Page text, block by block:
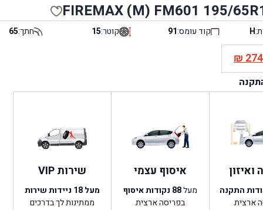
FIREMAX (M) FM601 195/
H קוד עומס:91 קוטר:15 חתך:65
₪274
התקנה
ארצית
איסוף עצמי
מעל88 נקודות איסוף
בפריסה ארצית
שירות VIP
מעל 18 ניידות שירות
ממתינות לך בדרכים